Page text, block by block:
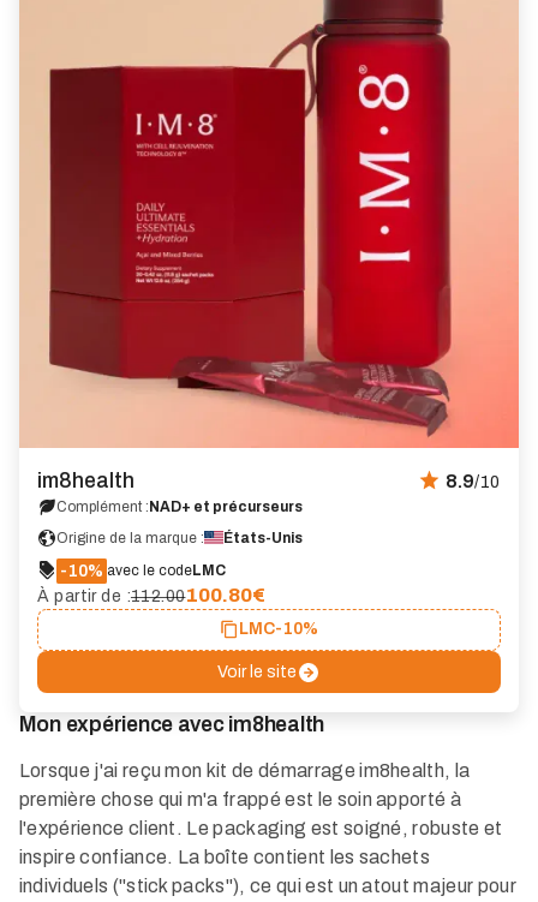
im8health 8.9/10
Complément :NAD+ et précurseurs
Origine de la marque :
États-Unis
-10% avec le codeLMC
À partir de :112.00100.80€
LMC-10%
Voir le site
Mon expérience avec im8health
Lorsque j'ai reçu mon kit de démarrage im8health, la
première chose qui m'a frappé est le soin apporté à
l'expérience client. Le packaging est soigné, robuste et
inspire confiance. La boîte contient les sachets
individuels ("stick packs"), ce qui est un atout majeur pour